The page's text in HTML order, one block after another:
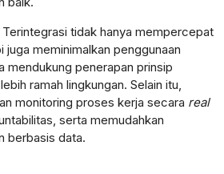
tidak hanya mempercepat
juga meminimalkan penggunaan
mendukung penerapan prinsip
ramah lingkungan. Selain itu,
monitoring proses kerja secara real
serta memudahkan
berbasis data.